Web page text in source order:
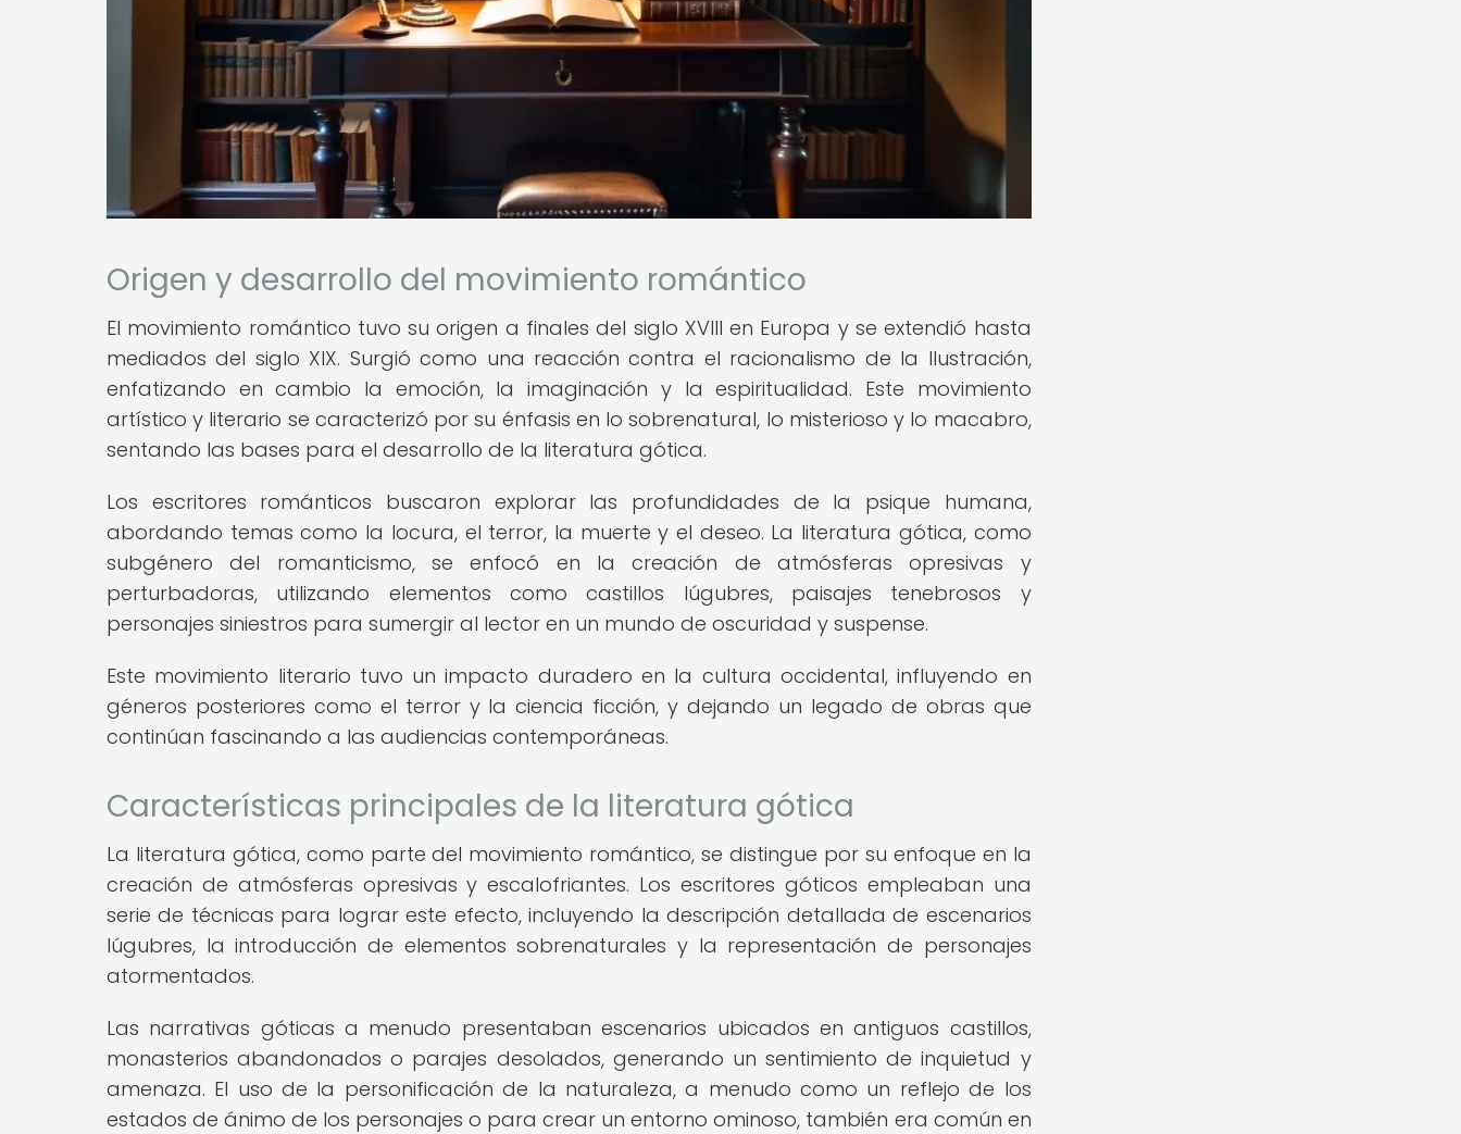
Origen y desarrollo del movimiento romántico
El movimiento romántico tuvo su origen a finales del siglo XVIII en Europa y se extendió hasta
mediados del siglo XIX. Surgió como una reacción contra el racionalismo de la Ilustración,
enfatizando en cambio la emoción, la imaginación y la espiritualidad. Este movimiento
artístico y literario se caracterizó por su énfasis en lo sobrenatural, lo misterioso y lo macabro,
sentando las bases para el desarrollo de la literatura gótica.
Los escritores románticos buscaron explorar las profundidades de la psique humana,
abordando temas como la locura, el terror, la muerte y el deseo. La literatura gótica, como
subgénero del romanticismo, se enfocó en la creación de atmósferas opresivas y
perturbadoras, utilizando elementos como castillos lúgubres, paisajes tenebrosos y
personajes siniestros para sumergir al lector en un mundo de oscuridad y suspense.
Este movimiento literario tuvo un impacto duradero en la cultura occidental, influyendo en
géneros posteriores como el terror y la ciencia ficción, y dejando un legado de obras que
continúan fascinando a las audiencias contemporáneas.
Características principales de la literatura gótica
La literatura gótica, como parte del movimiento romántico, se distingue por su enfoque en la
creación de atmósferas opresivas y escalofriantes. Los escritores góticos empleaban una
serie de técnicas para lograr este efecto, incluyendo la descripción detallada de escenarios
lúgubres, la introducción de elementos sobrenaturales y la representación de personajes
atormentados.
Las narrativas góticas a menudo presentaban escenarios ubicados en antiguos castillos,
monasterios abandonados o parajes desolados, generando un sentimiento de inquietud y
amenaza. El uso de la personificación de la naturaleza, a menudo como un reflejo de los
estados de ánimo de los personajes o para crear un entorno ominoso, también era común en